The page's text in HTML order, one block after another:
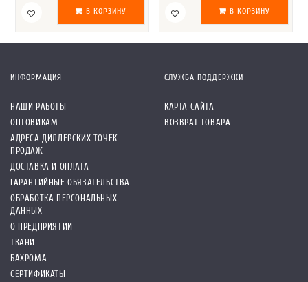
В КОРЗИНУ В КОРЗИНУ
ИНФОРМАЦИЯ
НАШИ РАБОТЫ
ОПТОВИКАМ
АДРЕСА ДИЛЛЕРСКИХ ТОЧЕК
ПРОДАЖ
ДОСТАВКА И ОПЛАТА
ГАРАНТИЙНЫЕ ОБЯЗАТЕЛЬСТВА
ОБРАБОТКА ПЕРСОНАЛЬНЫХ
ДАННЫХ
О ПРЕДПРИЯТИИ
ТКАНИ
БАХРОМА
СЕРТИФИКАТЫ
СЛУЖБА ПОДДЕРЖКИ
КАРТА САЙТА
ВОЗВРАТ ТОВАРА